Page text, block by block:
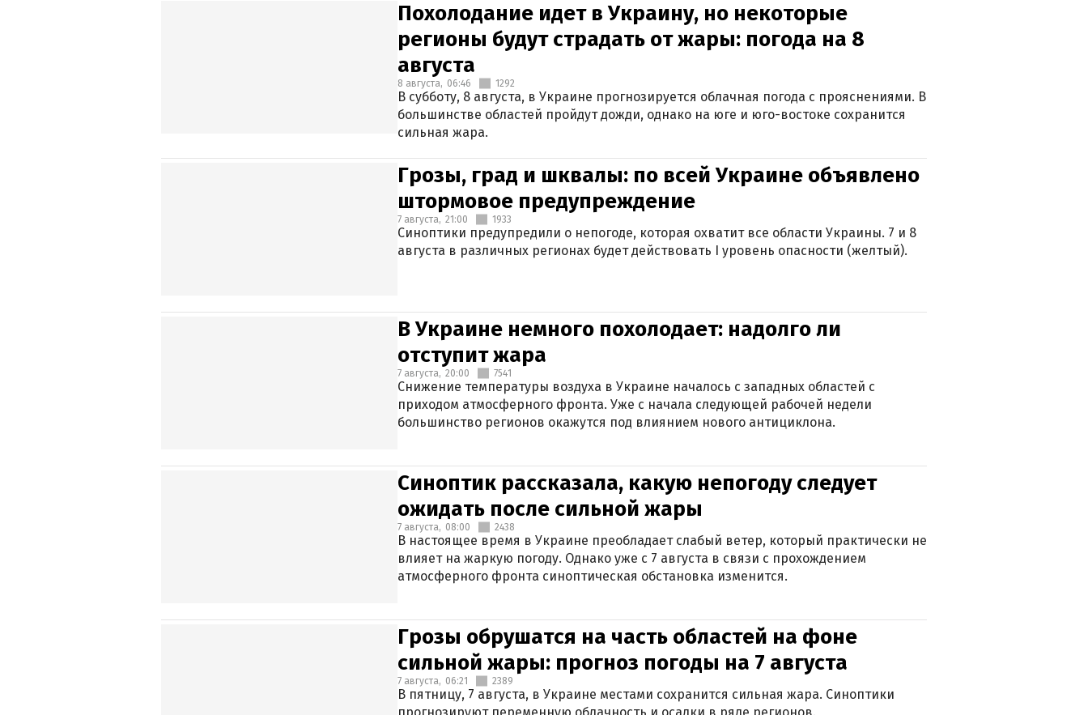
Похолодание идет в Украину, но некоторые
регионы будут страдать от жары: погода на 8
августа
8 августа, 06:46 1292
В субботу, 8 августа, в Украине прогнозируется облачная погода с прояснениями. В
большинстве областей пройдут дожди, однако на юге и юго-востоке сохранится
сильная жара.
Грозы, град и шквалы: по всей Украине объявлено
штормовое предупреждение
7 августа, 21:00 1933
Синоптики предупредили о непогоде, которая охватит все области Украины. 7 и 8
августа в различных регионах будет действовать I уровень опасности (желтый).
В Украине немного похолодает: надолго ли
отступит жара
7 августа, 20:00 7541
Снижение температуры воздуха в Украине началось с западных областей с
приходом атмосферного фронта. Уже с начала следующей рабочей недели
большинство регионов окажутся под влиянием нового антициклона.
Синоптик рассказала, какую непогоду следует
ожидать после сильной жары
7 августа, 08:00 2438
В настоящее время в Украине преобладает слабый ветер, который практически не
влияет на жаркую погоду. Однако уже с 7 августа в связи с прохождением
атмосферного фронта синоптическая обстановка изменится.
Грозы обрушатся на часть областей на фоне
сильной жары: прогноз погоды на 7 августа
7 августа, 06:21 2389
В пятницу, 7 августа, в Украине местами сохранится сильная жара. Синоптики